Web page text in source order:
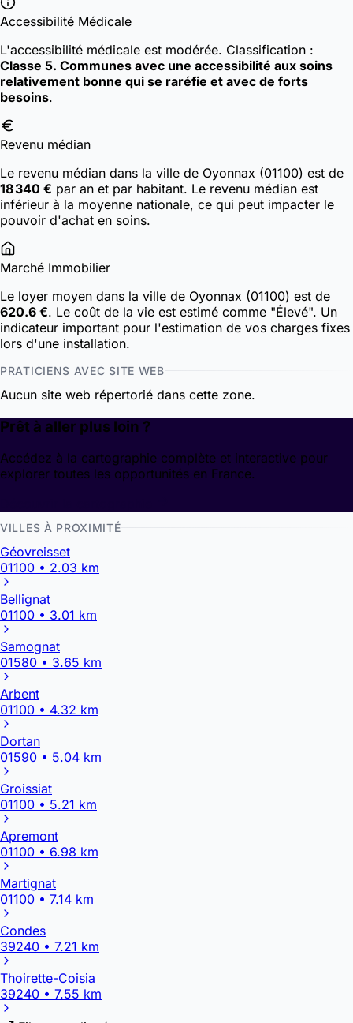
Accessibilité Médicale
L'accessibilité médicale est modérée. Classification :
Classe 5. Communes avec une accessibilité aux soins
relativement bonne qui se raréfie et avec de forts
besoins.
Revenu médian
Le revenu médian dans la ville de Oyonnax (01100) est de
18 340 € par an et par habitant. Le revenu médian est
inférieur à la moyenne nationale, ce qui peut impacter le
pouvoir d'achat en soins.
Marché Immobilier
Le loyer moyen dans la ville de Oyonnax (01100) est de
620.6 €. Le coût de la vie est estimé comme "Élevé". Un
indicateur important pour l'estimation de vos charges fixes
lors d'une installation.
PRATICIENS AVEC SITE WEB
Aucun site web répertorié dans cette zone.
Prêt à aller plus loin ?
Accédez à la cartographie complète et interactive pour
explorer toutes les opportunités en France.
VILLES À PROXIMITÉ
Géovreisset
01100 • 2.03 km
Bellignat
01100 • 3.01 km
Samognat
01580 • 3.65 km
Arbent
01100 • 4.32 km
Dortan
01590 • 5.04 km
Groissiat
01100 • 5.21 km
Apremont
01100 • 6.98 km
Martignat
01100 • 7.14 km
Condes
39240 • 7.21 km
Thoirette-Coisia
39240 • 7.55 km